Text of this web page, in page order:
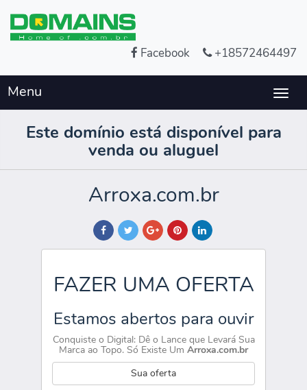
Facebook +18572464497
Menu
Este domínio está disponível para
venda ou aluguel
Arroxa.com.br
FAZER UMA OFERTA
Estamos abertos para ouvir
Conquiste o Digital: Dê o Lance que Levará Sua
Marca ao Topo. Só Existe Um Arroxa.com.br
Sua oferta